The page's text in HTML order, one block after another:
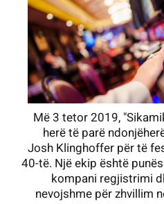
Më 3 tetor 2019,
herë të parë
Josh Klinghoffer për të
40-të. Një ekip është
kompani regjistrimi
nevojshme për zhvillim